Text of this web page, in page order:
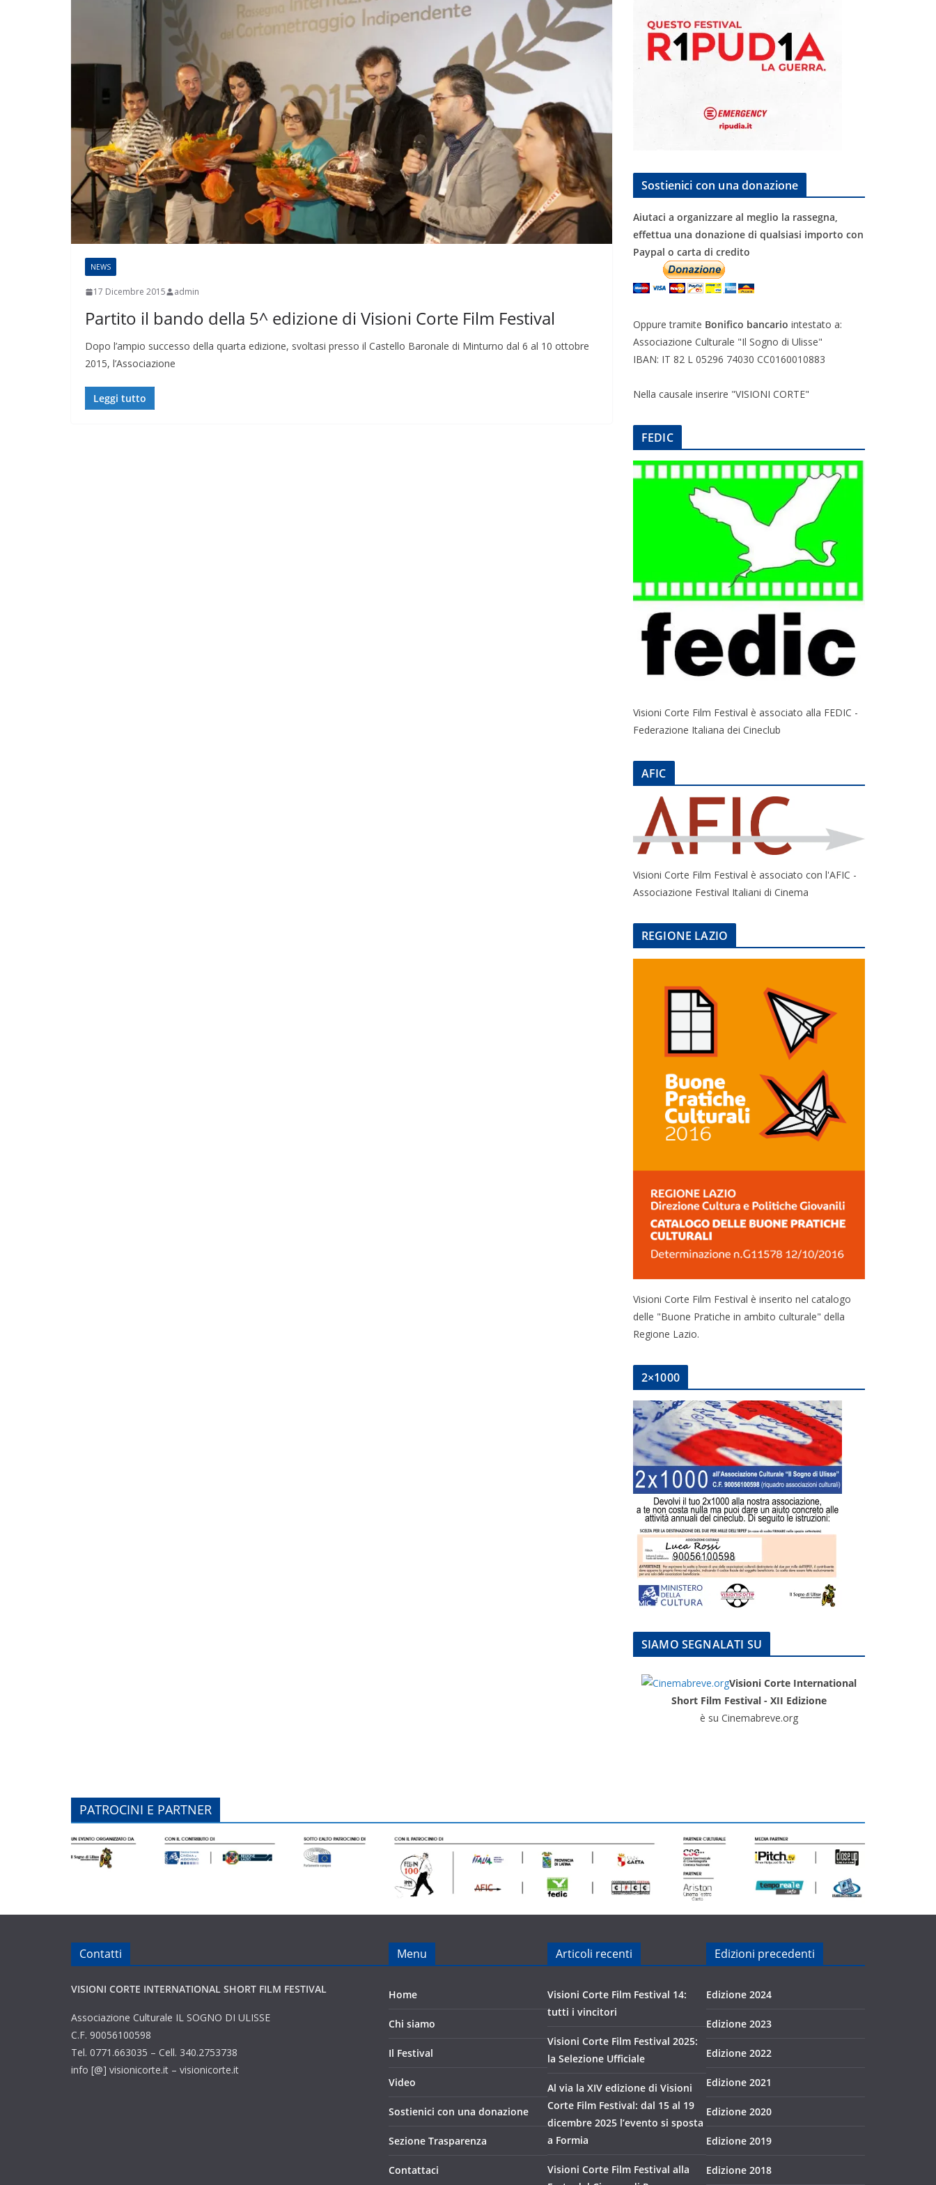
NEWS
17 Dicembre 2015 admin
Partito il bando della 5^ edizione di Visioni Corte Film Festival
Dopo l’ampio successo della quarta edizione, svoltasi presso il Castello Baronale di Minturno dal 6 al 10 ottobre
2015, l’Associazione
Leggi tutto
Sostienici con una donazione
Aiutaci a organizzare al meglio la rassegna,
effettua una donazione di qualsiasi importo con
Paypal o carta di credito
Oppure tramite Bonifico bancario intestato a:
Associazione Culturale "Il Sogno di Ulisse"
IBAN: IT 82 L 05296 74030 CC0160010883
Nella causale inserire "VISIONI CORTE"
FEDIC
Visioni Corte Film Festival è associato alla FEDIC -
Federazione Italiana dei Cineclub
AFIC
Visioni Corte Film Festival è associato con l'AFIC -
Associazione Festival Italiani di Cinema
REGIONE LAZIO
Visioni Corte Film Festival è inserito nel catalogo
delle "Buone Pratiche in ambito culturale" della
Regione Lazio.
2×1000
SIAMO SEGNALATI SU
Visioni Corte International
Short Film Festival - XII Edizione
è su Cinemabreve.org
PATROCINI E PARTNER
Contatti
VISIONI CORTE INTERNATIONAL SHORT FILM FESTIVAL
Associazione Culturale IL SOGNO DI ULISSE
C.F. 90056100598
Tel. 0771.663035 – Cell. 340.2753738
info [@] visionicorte.it – visionicorte.it
Menu
Home
Chi siamo
Il Festival
Video
Sostienici con una donazione
Sezione Trasparenza
Contattaci
Articoli recenti
Visioni Corte Film Festival 14:
tutti i vincitori
Visioni Corte Film Festival 2025:
la Selezione Ufficiale
Al via la XIV edizione di Visioni
Corte Film Festival: dal 15 al 19
dicembre 2025 l’evento si sposta
a Formia
Visioni Corte Film Festival alla
Edizioni precedenti
Edizione 2024
Edizione 2023
Edizione 2022
Edizione 2021
Edizione 2020
Edizione 2019
Edizione 2018